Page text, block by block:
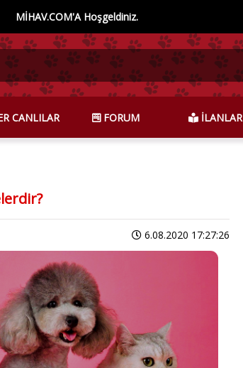
MİHAV.COM'A Hoşgeldiniz.
CANLILAR FORUM İLANLAR
6.08.2020 17:27:26